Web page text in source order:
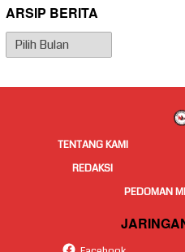
ARSIP BERITA
Arsip
Berita
TENTANG KAMI
REDAKSI
PEDOMAN